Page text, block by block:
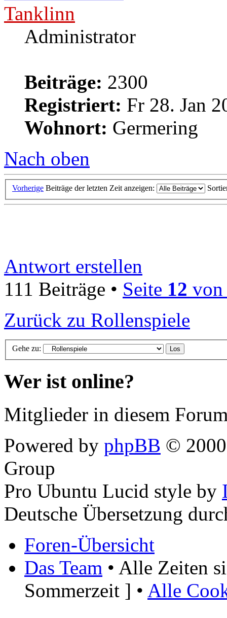
Tanklinn
Administrator
Beiträge: 2300
Registriert: Fr 28. Jan
Wohnort: Germering
Nach oben
Vorherige Beiträge der letzten Zeit anzeigen:
Antwort erstellen
111 Beiträge • Seite 12
Zurück zu Rollenspiele
Gehe zu:
Wer ist online?
Mitglieder in diesem
Powered by phpBB ©
Group
Pro Ubuntu Lucid style by
Deutsche Übersetzung
Foren-Übersicht
Das Team • Alle Zeiten
Sommerzeit ] • Alle